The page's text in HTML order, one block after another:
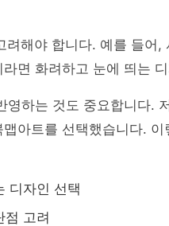
려해야 합니다. 예를 들어
면 화려하고 눈에 띄는
영하는 것도 중요합니다.
아트를 선택했습니다.
디자인 선택
점 고려